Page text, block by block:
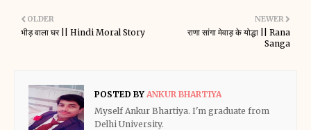
NEWER
राणा सांगा मेवाड़ के योद्धा || Rana
Sanga
OLDER
भीड़ वाला घर || Hindi Moral Story
POSTED BY ANKUR BHARTIYA
Myself Ankur Bhartiya. I'm graduate from
Delhi University.